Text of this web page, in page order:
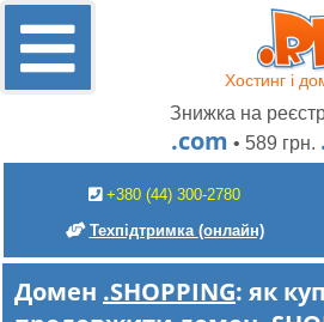
Хостинг і
Знижка на
.com • 589 грн.
+380 (44) 300-2780
Техпідтримка (онлайн)
Домен .SHOPPING: як